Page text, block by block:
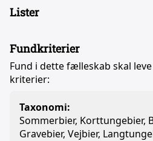
Lister
Fundkriterier
Fund i dette fælleskab skal
kriterier:
Taxonomi:
Sommerbier, Korttungebier,
Gravebier, Vejbier,